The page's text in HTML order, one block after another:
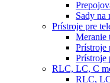
Sady na
Prístroje pre
Meranie
Prístroje
Prístroje
RLC, LC, C
RLC,